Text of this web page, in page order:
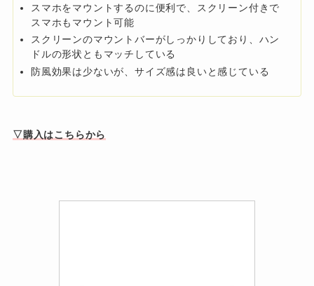
スマホをマウントするのに便利で、スクリーン付きで
スマホもマウント可能
スクリーンのマウントバーがしっかりしており、ハン
ドルの形状ともマッチしている
防風効果は少ないが、サイズ感は良いと感じている
▽購入はこちらから